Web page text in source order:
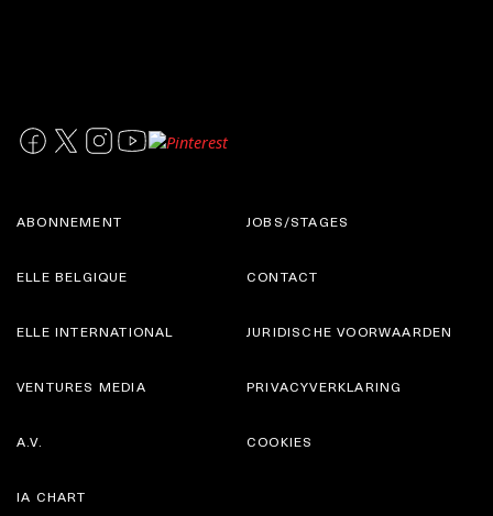
ABONNEMENT
ELLE BELGIQUE
JOBS/STAGES
CONTACT
ELLE INTERNATIONAL
VENTURES MEDIA
JURIDISCHE VOORWAARDEN
PRIVACYVERKLARING
A.V.
IA CHART
COOKIES